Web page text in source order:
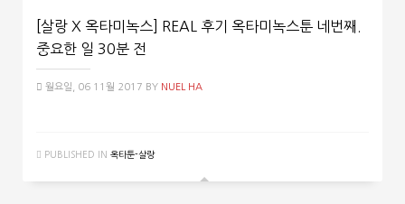
[살랑 X 옥타미녹스] REAL 후기 옥타미녹스툰 네번째.
중요한 일 30분 전
월요일, 06 11월 2017 BY NUEL HA
PUBLISHED IN 옥타툰-살랑